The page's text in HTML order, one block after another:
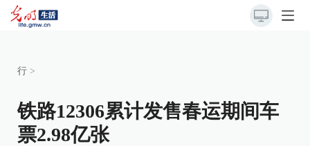
行 >
铁路12306累计发售春运期间车
票2.98亿张